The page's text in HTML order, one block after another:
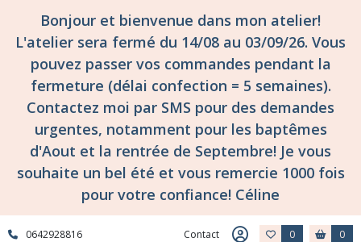
Bonjour et bienvenue dans mon atelier!
L'atelier sera fermé du 14/08 au 03/09/26. Vous
pouvez passer vos commandes pendant la
fermeture (délai confection = 5 semaines).
Contactez moi par SMS pour des demandes
urgentes, notamment pour les baptêmes
d'Aout et la rentrée de Septembre! Je vous
souhaite un bel été et vous remercie 1000 fois
pour votre confiance! Céline
0642928816 Contact 0 0